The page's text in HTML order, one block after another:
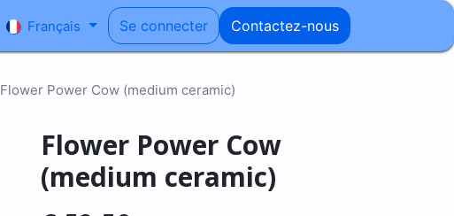
Français Se connecter Contactez-nous
Flower Power Cow (medium ceramic)
Flower Power Cow
(medium ceramic)